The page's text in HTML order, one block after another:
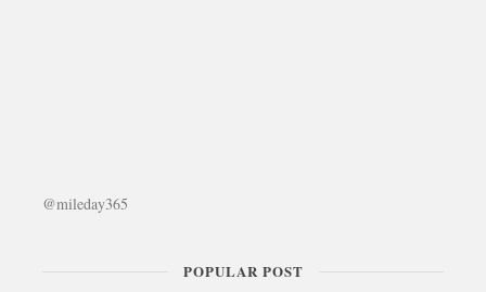
@mileday365
POPULAR POST